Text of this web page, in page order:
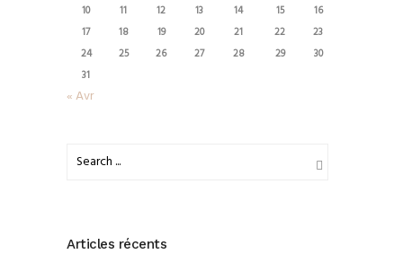
10 11 12 13 14 15
16
17
18 19 20 21 22
23
24
25 26 27 28 29
30
31
« Avr
Articles récents